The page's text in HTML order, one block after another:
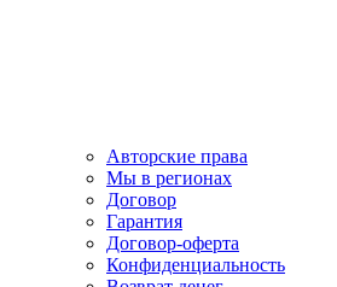
Авторские права
Мы в регионах
Договор
Гарантия
Договор-оферта
Конфиденциальность